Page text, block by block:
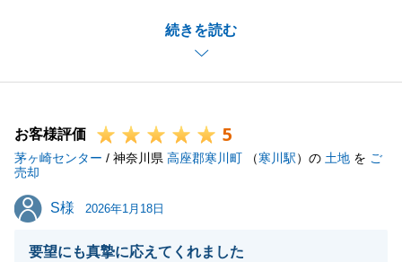
続きを読む
しのお手伝いができたこと、大変光栄に存じます。
「誠実で安心感があった」とのお言葉は、私にとって
も何よりの励みとなります。
いつでもお気軽にご連絡下さい。
新生活が素晴らしいものとなるよう、心よりお祈り申
し上げます。
お客様評価 5
茅ヶ崎センター / 神奈川県 高座郡寒川町 （寒川駅）の 土地 を ご
売却
S様
S様 2026年1月18日
要望にも真摯に応えてくれました